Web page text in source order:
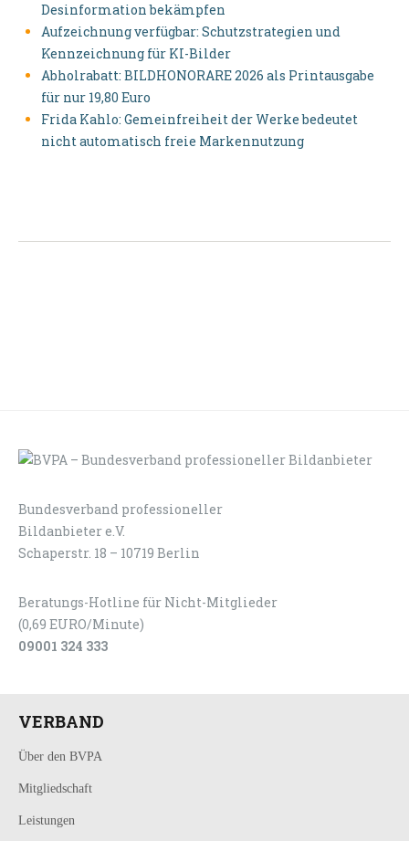
Desinformation bekämpfen
Aufzeichnung verfügbar: Schutzstrategien und
Kennzeichnung für KI-Bilder
Abholrabatt: BILDHONORARE 2026 als Printausgabe
für nur 19,80 Euro
Frida Kahlo: Gemeinfreiheit der Werke bedeutet
nicht automatisch freie Markennutzung
Bundesverband professioneller
Bildanbieter e.V.
Schaperstr. 18 – 10719 Berlin
Beratungs-Hotline für Nicht-Mitglieder
(0,69 EURO/Minute)
09001 324 333
VERBAND
Über den BVPA
Mitgliedschaft
Leistungen